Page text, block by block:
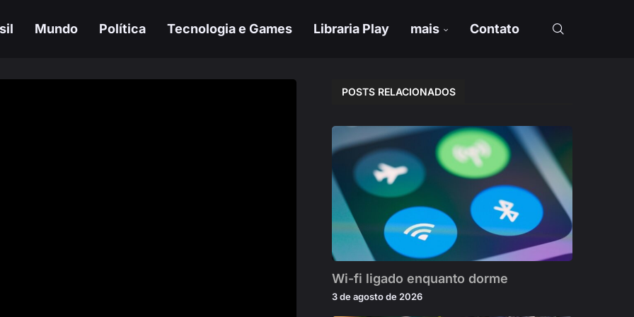
Mundo Política Tecnologia e Games Libraria Play mais Contato
POSTS RELACIONADOS
Wi-fi ligado enquanto dorme
3 de agosto de 2026